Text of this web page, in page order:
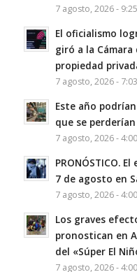
7 agosto, 2026 -
El oficialismo
giró a la
propiedad
7 agosto, 2026 -
Este año
que se
7 agosto, 2026 -
PRONÓSTICO.
7 de agosto en
7 agosto, 2026 -
Los graves
pronostican en
del «Súper El
7 agosto, 2026 -